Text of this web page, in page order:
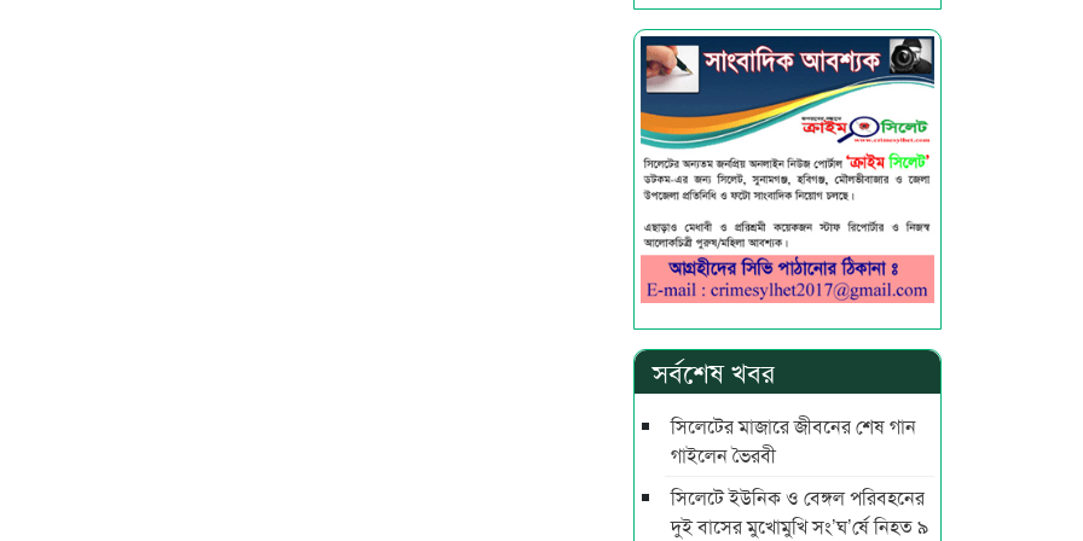
সর্বশেষ খবর
সিলেটের মাজারে জীবনের শেষ গান
গাইলেন ভৈরবী
সিলেটে ইউনিক ও বেঙ্গল পরিবহনের
দুই বাসের মুখোমুখি সং’ঘ’র্ষে নিহত ৯